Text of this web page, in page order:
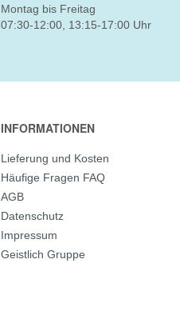
Montag bis Freitag
07:30-12:00, 13:15-17:00 Uhr
INFORMATIONEN
Lieferung und Kosten
Häufige Fragen FAQ
AGB
Datenschutz
Impressum
Geistlich Gruppe